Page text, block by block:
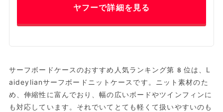
ヤフーで詳細を見る
サーフボードケースのおすすめ人気ランキング第8位は、L
aideylianサーフボードニットケースです。ニット素材のた
め、伸縮性に富んでおり、幅の広いボードやツインフィンに
も対応しています。それでいてとても軽くて扱いやすいのも